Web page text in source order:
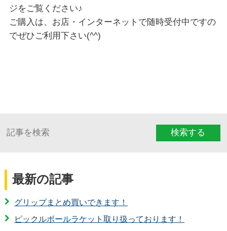
ジをご覧ください♪
ご購入は、お店・インターネットで随時受付中ですの
でぜひご利用下さい(^^)
検索する
最新の記事
グリップまとめ買いできます！
ピックルボールラケット取り扱っております！